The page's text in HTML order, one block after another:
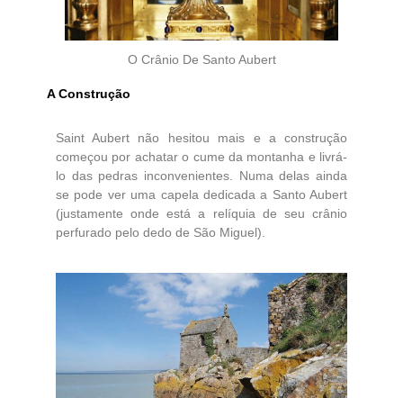
O Crânio De Santo Aubert
A Construção
Saint Aubert não hesitou mais e a construção
começou por achatar o cume da montanha e livrá-
lo das pedras inconvenientes. Numa delas ainda
se pode ver uma capela dedicada a Santo Aubert
(justamente onde está a relíquia de seu crânio
perfurado pelo dedo de São Miguel).